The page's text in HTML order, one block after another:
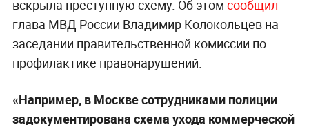
вскрыла преступную схему. Об этом сообщил
глава МВД России Владимир Колокольцев на
заседании правительственной комиссии по
профилактике правонарушений.
«Например, в Москве сотрудниками полиции
задокументирована схема ухода коммерческой